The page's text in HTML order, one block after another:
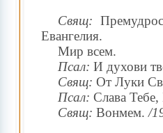
Свящ:
Евангелия.
Мир всем.
Псал: И духови
Свящ: От Луки
Псал: Слава
Свящ: Вонмем./